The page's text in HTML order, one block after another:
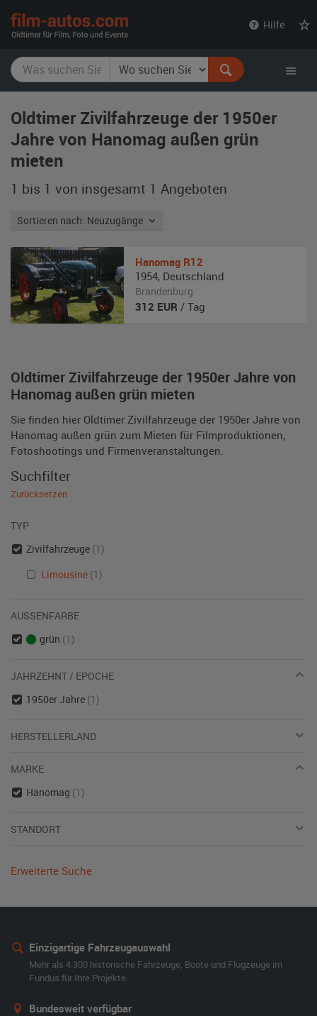
Hilfe
Oldtimer Zivilfahrzeuge der 1950er
Jahre von Hanomag außen grün
mieten
1 bis 1 von insgesamt 1 Angeboten
Sortieren nach: Neuzugänge
Oldtimer Zivilfahrzeuge der 1950er Jahre von
Hanomag außen grün mieten
Sie finden hier Oldtimer Zivilfahrzeuge der 1950er Jahre von
Hanomag außen grün zum Mieten für Filmproduktionen,
Fotoshootings und Firmenveranstaltungen.
Hanomag R12
1954, Deutschland
Brandenburg
312 EUR / Tag
Suchfilter
Zurücksetzen
TYP
Zivilfahrzeuge (1)
Limousine (1)
AUSSENFARBE
grün (1)
JAHRZEHNT / EPOCHE
1950er Jahre (1)
HERSTELLERLAND
MARKE
Hanomag (1)
STANDORT
Erweiterte Suche
Einzigartige Fahrzeugauswahl
Mehr als 4.300 historische Fahrzeuge, Boote und Flugzeuge im
Fundus für Ihre Projekte.
Bundesweit verfügbar